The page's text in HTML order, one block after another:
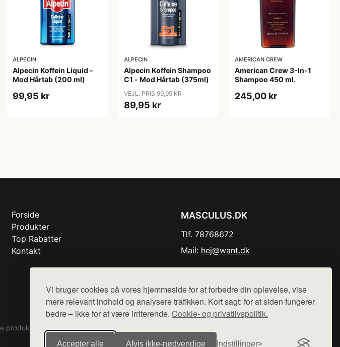
Vi bruger cookies på vores hjemmeside for at forbedre din oplevelse, vise
mere relevant indhold og analysere trafikken. Kort sagt: for at siden fungerer
bedre – ikke for at være irriterende. Cookie- og privatlivspolitik.
Accepter alle Afvis ikke‑nødvendige Indstillinger
ALPECIN
Alpecin Koffein Liquid -
Mod Hårtab (200 ml)
99,95 kr
ALPECIN
Alpecin Koffein Shampoo
C1 - Mod Hårtab (375ml)
VEJL. PRIS 99,95 KR
89,95 kr
AMERICAN CREW
American Crew 3-In-1
Shampoo 450 ml.
245,00 kr
Forside
Produkter
Top Rabatter
Kontakt
MASCULUS.DK
Tlf. 78768672
Mail: hej@want.dk
fra diverse webshops. Der sælges ikke varer fra denne side - vi henviser til de shops,